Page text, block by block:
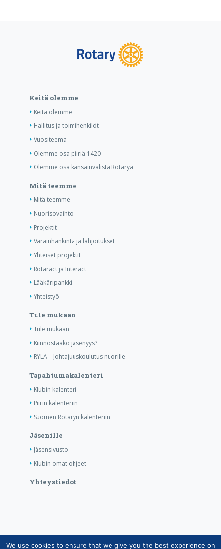
Keitä olemme
Keitä olemme
Hallitus ja toimihenkilöt
Vuositeema
Olemme osa piiriä 1420
Olemme osa kansainvälistä Rotarya
Mitä teemme
Mitä teemme
Nuorisovaihto
Projektit
Varainhankinta ja lahjoitukset
Yhteiset projektit
Rotaract ja Interact
Lääkäripankki
Yhteistyö
Tule mukaan
Tule mukaan
Kiinnostaako jäsenyys?
RYLA – Johtajuuskoulutus nuorille
Tapahtumakalenteri
Klubin kalenteri
Piirin kalenteriin
Suomen Rotaryn kalenteriin
Jäsenille
Jäsensivusto
Klubin omat ohjeet
Yhteystiedot
Copyright © Suomen Rotarypalvelu ry 2026 |
We use cookies to ensure that we give you the best experience on